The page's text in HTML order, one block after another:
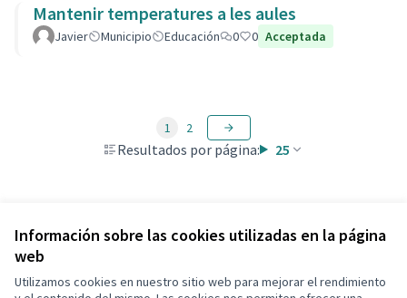
Información sobre las cookies utilizadas en la página
web
Utilizamos cookies en nuestro sitio web para mejorar el rendimiento
Mantenir temperatures a les aules
Javier Municipio Educación 0 0 Acceptada
Resultados por página: 25
1 2
Ver todas las propuestas retiradas
Términos y condiciones de uso